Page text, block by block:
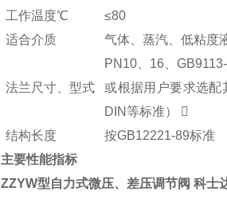
工作温度℃
≤80
适合介质
气体、蒸汽、低粘度
法兰尺寸、型式
PN10、16、
或根据用户要求选配
DIN等标准） 
结构长度
按GB12221-89标准
主要性能指标
ZZYW型自力式微压、差压调节阀 科士